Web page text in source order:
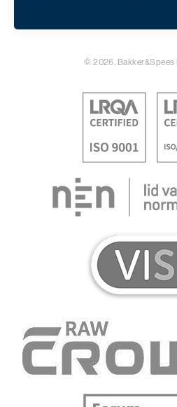
© 2026. Bakker&Spees